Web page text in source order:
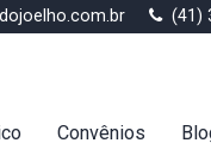
(41)
Convênios